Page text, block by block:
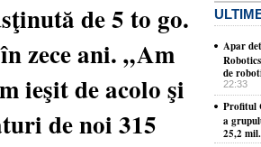
de 5 to go.
zece ani. „Am
ieşit de acolo şi
de noi 315
Apar
de
22:33
Profitul
a
25,2